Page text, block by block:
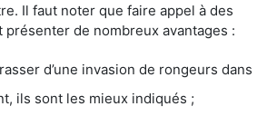
Il faut noter que faire appel à des
de nombreux avantages :
d’une invasion de rongeurs dans
ils sont les mieux indiqués ;